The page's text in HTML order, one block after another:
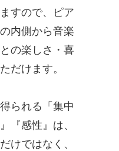
すので、ピア
内側から音楽
の楽しさ・喜
だけます。
られる「集中
『感性』は、
けではなく、